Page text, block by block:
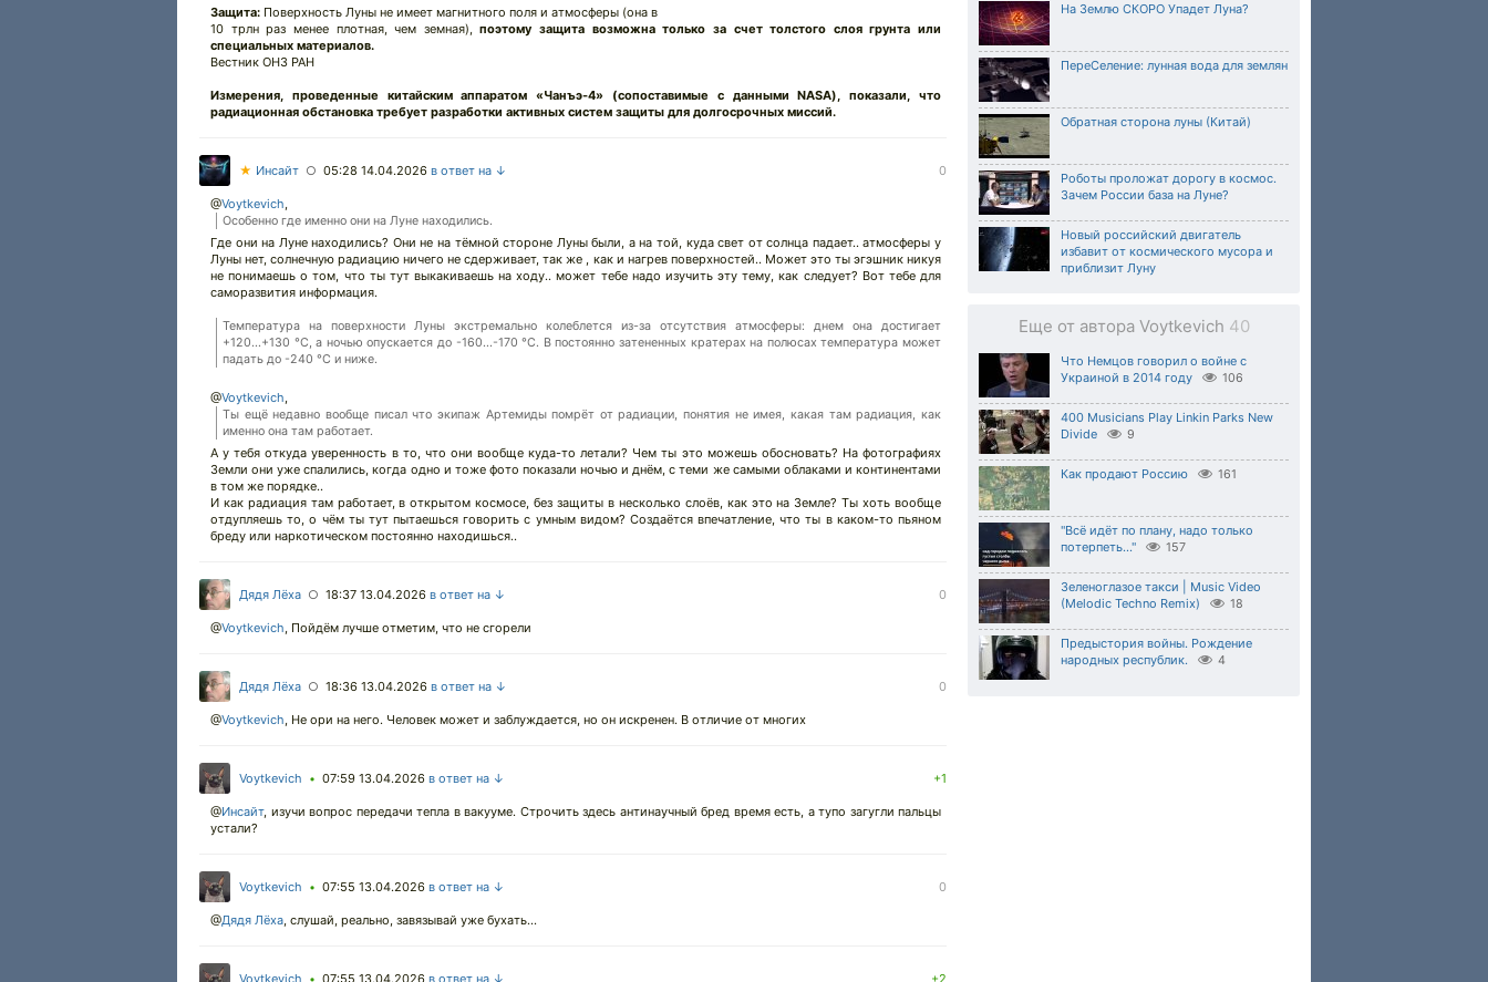
На Землю СКОРО Упадет Луна?
ПереСеление: лунная вода для землян
Обратная сторона луны (Китай)
Роботы проложат дорогу в космос.
Зачем России база на Луне?
Новый российский двигатель
избавит от космического мусора и
приблизит Луну
Еще от автора Voytkevich 40
Что Немцов говорил о войне с
Украиной в 2014 году
106
400 Musicians Play Linkin Parks New
Divide
9
Как продают Россию 161
"Всё идёт по плану, надо только
потерпеть..."
157
Зеленоглазое такси | Music Video
(Melodic Techno Remix)
18
Предыстория войны. Рождение
народных республик.
4
Защита: Поверхность Луны не имеет магнитного поля и атмосферы (она в
10 трлн раз менее плотная, чем земная),поэтому защита возможна только за счет толстого слоя грунта или
специальных материалов.
Вестник ОНЗ РАН
Измерения, проведенные китайским аппаратом «Чанъэ-4» (сопоставимые с данными NASA), показали, что
радиационная обстановка требует разработки активных систем защиты для долгосрочных миссий.
★ Инсайт ○ 05:28 14.04.2026 в ответ на ↓ 0
@Voytkevich,
Особенно где именно они на Луне находились.
Где они на Луне находились? Они не на тёмной стороне Луны были, а на той, куда свет от солнца падает.. атмосферы у
Луны нет, солнечную радиацию ничего не сдерживает, так же , как и нагрев поверхностей.. Может это ты эгэшник никуя
не понимаешь о том, что ты тут выкакиваешь на ходу.. может тебе надо изучить эту тему, как следует? Вот тебе для
саморазвития информация.
Температура на поверхности Луны экстремально колеблется из-за отсутствия атмосферы: днем она достигает
+120...+130 °C, а ночью опускается до -160...-170 °C. В постоянно затененных кратерах на полюсах температура может
падать до -240 °C и ниже.
@Voytkevich,
Ты ещё недавно вообще писал что экипаж Артемиды помрёт от радиации, понятия не имея, какая там радиация, как
именно она там работает.
А у тебя откуда уверенность в то, что они вообще куда-то летали? Чем ты это можешь обосновать? На фотографиях
Земли они уже спалились, когда одно и тоже фото показали ночью и днём, с теми же самыми облаками и континентами
в том же порядке..
И как радиация там работает, в открытом космосе, без защиты в несколько слоёв, как это на Земле? Ты хоть вообще
отдупляешь то, о чём ты тут пытаешься говорить с умным видом? Создаётся впечатление, что ты в каком-то пьяном
бреду или наркотическом постоянно находишься..
Дядя Лёха ○ 18:37 13.04.2026 в ответ на ↓ 0
@Voytkevich, Пойдём лучше отметим, что не сгорели
Дядя Лёха ○ 18:36 13.04.2026 в ответ на ↓ 0
@Voytkevich, Не ори на него. Человек может и заблуждается, но он искренен. В отличие от многих
Voytkevich • 07:59 13.04.2026 в ответ на ↓ +1
@Инсайт, изучи вопрос передачи тепла в вакууме. Строчить здесь антинаучный бред время есть, а тупо загугли пальцы
устали?
Voytkevich • 07:55 13.04.2026 в ответ на ↓ 0
@Дядя Лёха, слушай, реально, завязывай уже бухать...
Voytkevich 07:55 13.04.2026 в ответ на ↓ +2